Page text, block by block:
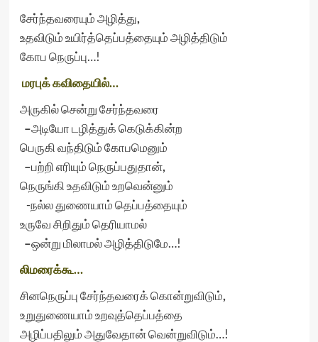
சேர்ந்தவரையும் அழித்து,
உதவிடும் உயிர்த்தெப்பத்தையும் அழித்திடும்
கோப நெருப்பு…!
மரபுக் கவிதையில்…
அருகில் சென்று சேர்ந்தவரை
–அடியோ டழித்துக் கெடுக்கின்ற
பெருகி வந்திடும் கோபமெனும்
–பற்றி எரியும் நெருப்பதுதான்,
நெருங்கி உதவிடும் உறவென்னும்
-நல்ல துணையாம் தெப்பத்தையும்
உருவே சிறிதும் தெரியாமல்
–ஒன்று மிலாமல் அழித்திடுமே…!
லிமரைக்கூ…
சினநெருப்பு சேர்ந்தவரைக் கொன்றுவிடும்,
உறுதுணையாம் உறவுத்தெப்பத்தை
அழிப்பதிலும் அதுவேதான் வென்றுவிடும்…!